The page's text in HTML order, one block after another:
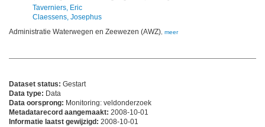
Taverniers, Eric
Claessens, Josephus
Administratie Waterwegen en Zeewezen (AWZ), meer
Dataset status: Gestart
Data type: Data
Data oorsprong: Monitoring: veldonderzoek
Metadatarecord aangemaakt: 2008-10-01
Informatie laatst gewijzigd: 2008-10-01